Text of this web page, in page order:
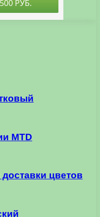
MTD
цветов